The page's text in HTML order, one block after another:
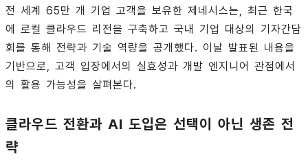
전 세계 65만 개 기업 고객을 보유한 제네시스는, 최근 한국
에 로컬 클라우드 리전을 구축하고 국내 기업 대상의 기자간담
회를 통해 전략과 기술 역량을 공개했다. 이날 발표된 내용을
기반으로, 고객 입장에서의 실효성과 개발 엔지니어 관점에서
의 활용 가능성을 살펴본다.
클라우드 전환과 AI 도입은 선택이 아닌 생존 전
략